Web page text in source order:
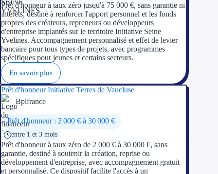
Prêt d'honneur à taux zéro jusqu'à 75 000 €, sans garantie ni
intérêts, destiné à renforcer l'apport personnel et les fonds
propres des créateurs, repreneurs ou développeurs
d'entreprise implantés sur le territoire Initiative Seine
Yvelines. Accompagnement personnalisé et effet de levier
bancaire pour tous types de projets, avec programmes
spécifiques pour jeunes et certains secteurs.
En savoir plus
Prêt d'honneur Initiative Terres de Vaucluse
Bpifrance
Prêt d'honneur : 2 000 € à 30 000 €
entre 1 et 3 mois
Prêt d'honneur à taux zéro de 2 000 € à 30 000 €, sans
garantie, destiné à soutenir la création, reprise ou
développement d'entreprise, avec accompagnement gratuit
et personnalisé. Ce dispositif facilite l'accès à un